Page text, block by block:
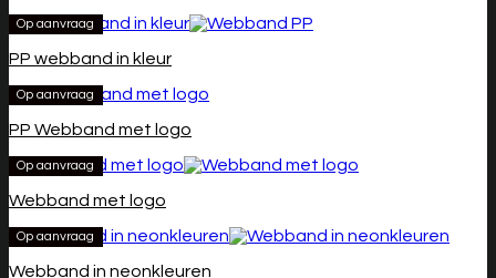
Op aanvraag
PP webband in kleur
Op aanvraag
PP Webband met logo
Op aanvraag
Webband met logo
Op aanvraag
Webband in neonkleuren